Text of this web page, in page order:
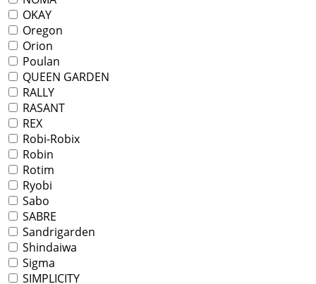
OKAY
Oregon
Orion
Poulan
QUEEN GARDEN
RALLY
RASANT
REX
Robi-Robix
Robin
Rotim
Ryobi
Sabo
SABRE
Sandrigarden
Shindaiwa
Sigma
SIMPLICITY